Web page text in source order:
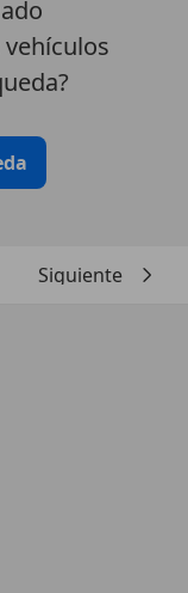
Siguiente